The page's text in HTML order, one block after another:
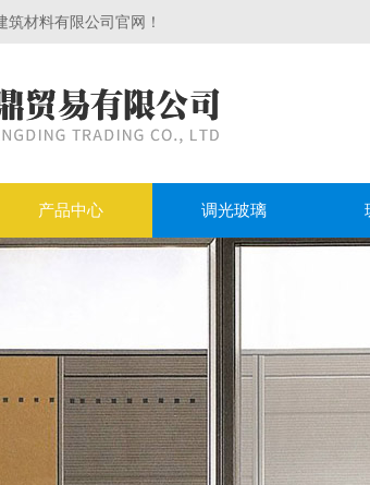
材料有限公司官网！
产品中心 调光玻璃